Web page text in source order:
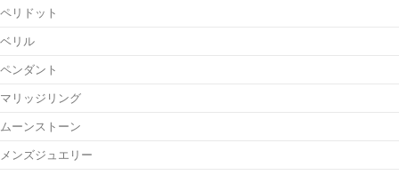
ペリドット
ベリル
ペンダント
マリッジリング
ムーンストーン
メンズジュエリー